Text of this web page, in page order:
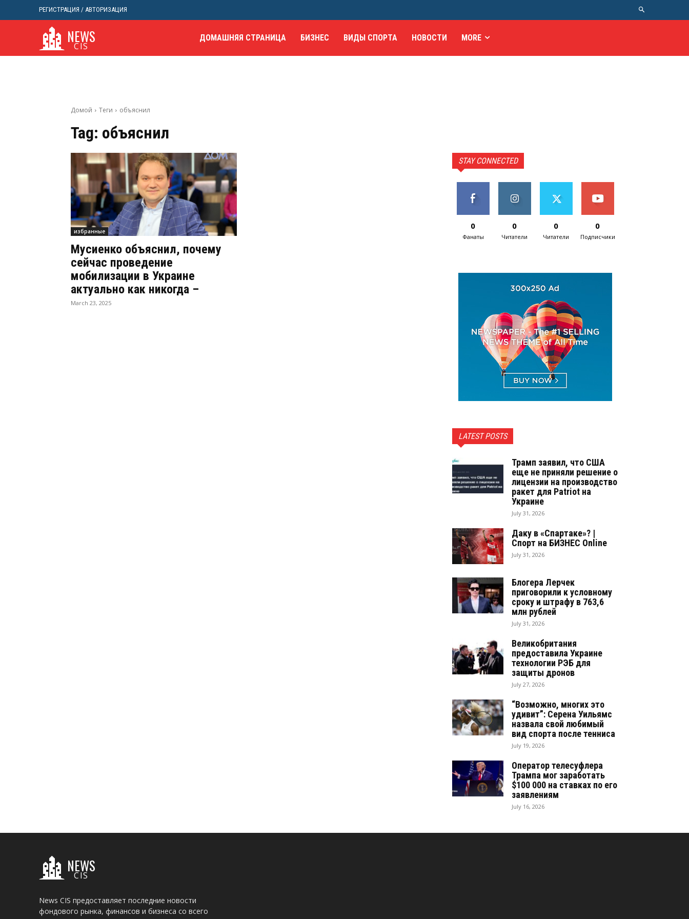
РЕГИСТРАЦИЯ / АВТОРИЗАЦИЯ
NEWS
CIS
ДОМАШНЯЯ СТРАНИЦА БИЗНЕС ВИДЫ СПОРТА НОВОСТИ MORE
Домой Теги объяснил
Tag: объяснил
избранные
Мусиенко объяснил, почему
сейчас проведение
мобилизации в Украине
актуально как никогда –
March 23, 2025
STAY CONNECTED
0
Фанаты
0
Читатели
0
Читатели
0
Подписчики
LATEST POSTS
Трамп заявил, что США
еще не приняли решение о
лицензии на производство
ракет для Patriot на
Украине
July 31, 2026
Даку в «Спартаке»? |
Спорт на БИЗНЕС Online
July 31, 2026
Блогера Лерчек
приговорили к условному
сроку и штрафу в 763,6
млн рублей
July 31, 2026
Великобритания
предоставила Украине
технологии РЭБ для
защиты дронов
July 27, 2026
“Возможно, многих это
удивит”: Серена Уильямс
назвала свой любимый
вид спорта после тенниса
July 19, 2026
Оператор телесуфлера
Трампа мог заработать
$100 000 на ставках по его
заявлениям
July 16, 2026
NEWS
CIS
News CIS предоставляет последние новости
фондового рынка, финансов и бизнеса со всего